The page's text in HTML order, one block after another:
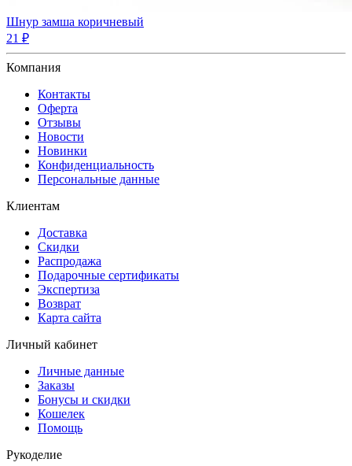
Шнур замша коричневый
21 ₽
Компания
Контакты
Оферта
Отзывы
Новости
Новинки
Конфиденциальность
Персональные данные
Клиентам
Доставка
Скидки
Распродажа
Подарочные сертификаты
Экспертиза
Возврат
Карта сайта
Личный кабинет
Личные данные
Заказы
Бонусы и скидки
Кошелек
Помощь
Рукоделие